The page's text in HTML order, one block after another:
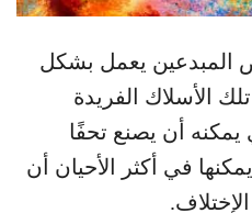
المبدعين يعمل بشكل
الأسلاك الفريدة
يمكنه أن يصنع تحفًا
في أكثر الأحيان أن